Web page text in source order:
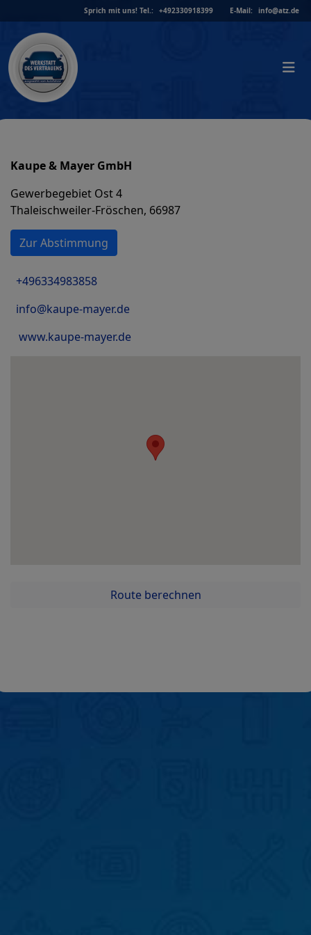
to
content
Sprich mit uns! Tel.: +492330918399 E-Mail: info@atz.de
Kaupe & Mayer GmbH
Gewerbegebiet Ost 4
Thaleischweiler-Fröschen, 66987
Zur Abstimmung
+496334983858
info@kaupe-mayer.de
www.kaupe-mayer.de
Route berechnen